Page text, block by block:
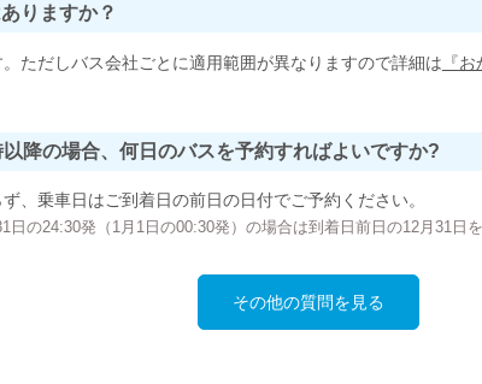
りますか？
ただしバス会社ごとに適用範囲が異なりますので詳細は 『
降の場合、何日のバスを予約すればよいですか?
、乗車日はご到着日の前日の日付でご予約ください。
日の24:30発（1月1日の00:30発）の場合は到着日前日の12月31日を
その他の質問を見る